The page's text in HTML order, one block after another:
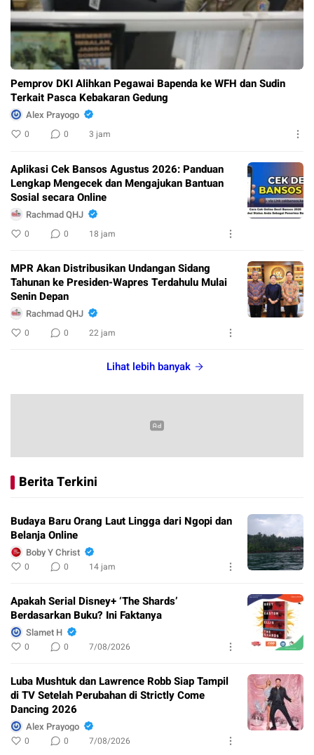
Pemprov DKI Alihkan Pegawai Bapenda ke WFH dan Sudin
Terkait Pasca Kebakaran Gedung
Alex Prayogo
0 0 3 jam
Aplikasi Cek Bansos Agustus 2026: Panduan
Lengkap Mengecek dan Mengajukan Bantuan
Sosial secara Online
Rachmad QHJ
0 0 18 jam
MPR Akan Distribusikan Undangan Sidang
Tahunan ke Presiden-Wapres Terdahulu Mulai
Senin Depan
Rachmad QHJ
0 0 22 jam
Lihat lebih banyak
Berita Terkini
Budaya Baru Orang Laut Lingga dari Ngopi dan
Belanja Online
Boby Y Christ
0 0 14 jam
Apakah Serial Disney+ ‘The Shards’
Berdasarkan Buku? Ini Faktanya
Slamet H
0 0 7/08/2026
Luba Mushtuk dan Lawrence Robb Siap Tampil
di TV Setelah Perubahan di Strictly Come
Dancing 2026
Alex Prayogo
0 0 7/08/2026